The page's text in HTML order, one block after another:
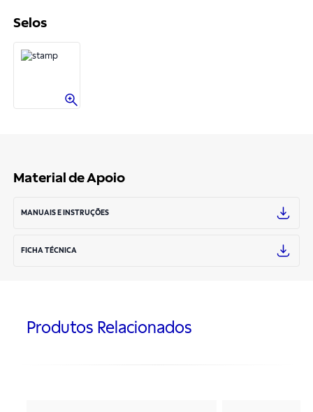
Selos
Material de Apoio
MANUAIS E INSTRUÇÕES
FICHA TÉCNICA
Produtos Relacionados